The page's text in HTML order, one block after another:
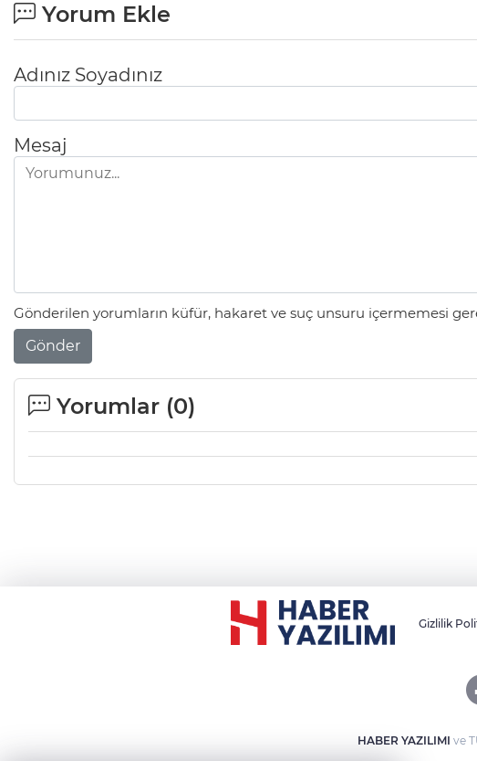
Yorum Ekle
Adınız Soyadınız
Mesaj
Gönderilen yorumların küfür, hakaret ve suç unsuru içermemesi
Gönder
Yorumlar (0)
Gizlilik
HABER YAZILIMI ve